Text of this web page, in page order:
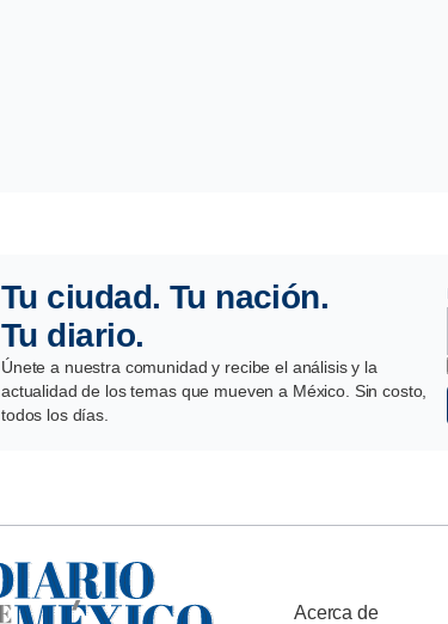
Tu ciudad. Tu nación.
Tu diario.
Únete a nuestra comunidad y recibe el análisis y la
actualidad de los temas que mueven a México. Sin costo,
todos los días.
Acerca de